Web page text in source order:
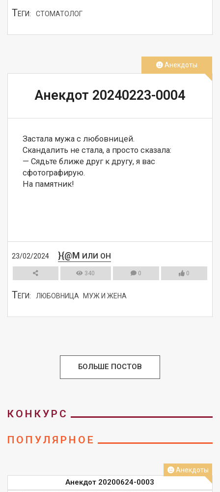
ТЕГИ: СТОМАТОЛОГ
Анекдот 20240223-0004
Застала мужа с любовницей.
Скандалить не стала, а просто сказала:
— Сядьте ближе друг к другу, я вас
сфотографирую.
23/02/2024 }{@M ИЛИ ОН
340 0 0
Анекдоты
ТЕГИ: ЛЮБОВНИЦА МУЖ И ЖЕНА
БОЛЬШЕ ПОСТОВ
КОНКУРС
ПОПУЛЯРНОЕ
Анекдот 20200624-0003
Анекдоты